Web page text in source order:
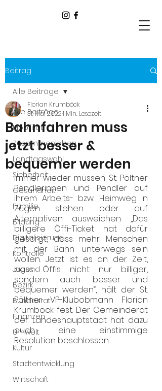
Beitrag
Alle Beiträge
Mobilität
Zusammenleben
Landtagswahl
Sicherheit
Gesundheit
Familie
Bildung
Digitalisierung
Kontrolle
Jugend
Bezirk
Bundesrat
Finanzen
Umwelt
Kultur
Stadtentwicklung
Wirtschaft
Alle Beiträge
Bahnfahren muss
jetzt besser &
bequemer werden
Florian Krumböck
31. Mai 20221 Min. Lesezeit
Immer wieder müssen St. Pöltner
Pendlerinnen und Pendler auf
ihrem Arbeits- bzw. Heimweg in
Zügen stehen oder auf
Alternativen ausweichen. „Das
billigere Öffi-Ticket hat dafür
gesorgt, dass mehr Menschen
mit der Bahn unterwegs sein
wollen. Jetzt ist es an der Zeit,
dass Öffis nicht nur billiger,
sondern auch besser und
bequemer werden“, hält der St.
Pöltner VP-Klubobmann Florian
Krumböck fest. Der Gemeinderat
der Landeshauptstadt hat dazu
auch eine einstimmige
Resolution beschlossen.